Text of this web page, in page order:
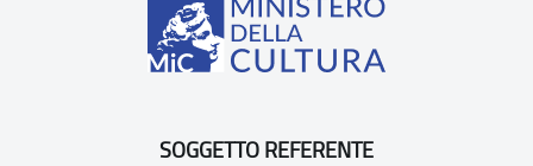
SOGGETTO REFERENTE